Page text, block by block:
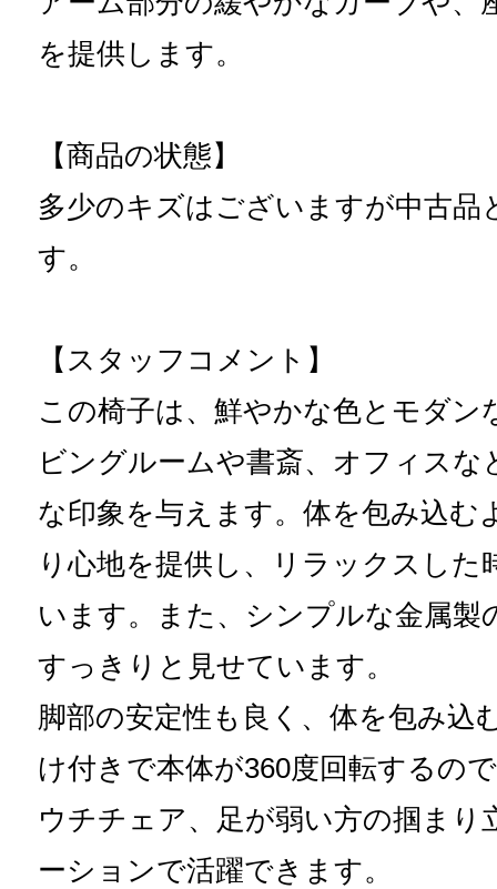
を提供します。
【商品の状態】
多少のキズはございますが中古品
す。
【スタッフコメント】
この椅子は、鮮やかな色とモダン
ビングルームや書斎、オフィス
な印象を与えます。体を包み込む
り心地を提供し、リラックスし
います。また、シンプルな金属製
すっきりと見せています。
脚部の安定性も良く、体を包み込
け付きで本体が360度回転するの
ウチチェア、足が弱い方の掴まり
ーションで活躍できます。